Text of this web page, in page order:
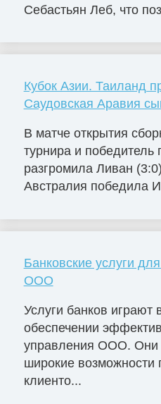
Себастьян Леб, что
Кубок Азии. Таиланд
Саудовская Аравия
В матче открытия
турнира и
разгромила Ливан
Австралия победила
Банковские услуги
ООО
Услуги банков играют
обеспечении
управления ООО. Они
широкие
клиенто...